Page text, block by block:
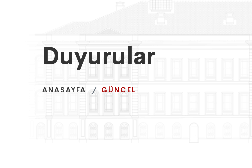
Duyurular
ANASAYFA GÜNCEL
Duyurular
ANASAYFA GÜNCEL
Duyurular
ANASAYFA GÜNCEL